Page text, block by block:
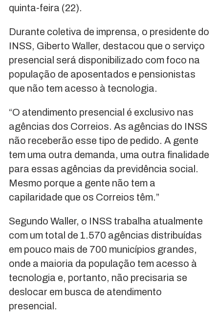
quinta-feira (22).
Durante coletiva de imprensa, o presidente do
INSS, Giberto Waller, destacou que o serviço
presencial será disponibilizado com foco na
população de aposentados e pensionistas
que não tem acesso à tecnologia.
“O atendimento presencial é exclusivo nas
agências dos Correios. As agências do INSS
não receberão esse tipo de pedido. A gente
tem uma outra demanda, uma outra finalidade
para essas agências da previdência social.
Mesmo porque a gente não tem a
capilaridade que os Correios têm.”
Segundo Waller, o INSS trabalha atualmente
com um total de 1.570 agências distribuídas
em pouco mais de 700 municípios grandes,
onde a maioria da população tem acesso à
tecnologia e, portanto, não precisaria se
deslocar em busca de atendimento
presencial.